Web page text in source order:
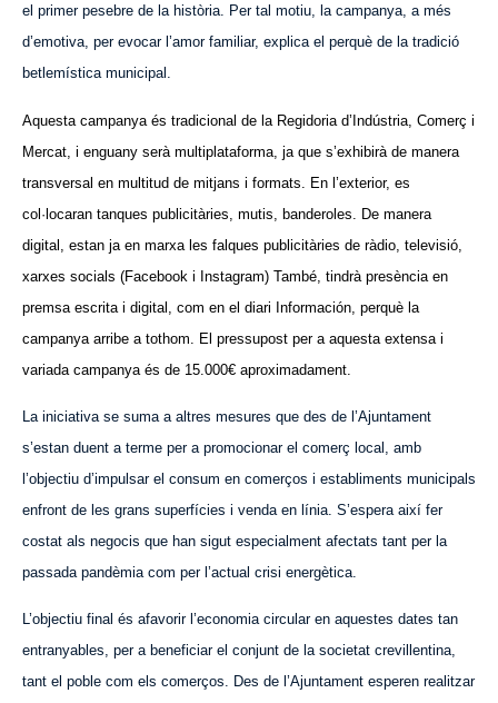
el primer pesebre de la història. Per tal motiu, la campanya, a més
d’emotiva, per evocar l’amor familiar, explica el perquè de la tradició
betlemística municipal.
Aquesta campanya és tradicional de la Regidoria d’Indústria, Comerç i
Mercat, i enguany serà multiplataforma, ja que s’exhibirà de manera
transversal en multitud de mitjans i formats. En l’exterior, es
col·locaran tanques publicitàries, mutis , banderoles. De manera
digital, estan ja en marxa les falques publicitàries de ràdio, televisió,
xarxes socials (Facebook i Instagram) També, tindrà presència en
premsa escrita i digital, com en el diari Información, perquè la
campanya arribe a tothom. El pressupost per a aquesta extensa i
variada campanya és de 15.000€ aproximadament.
La iniciativa se suma a altres mesures que des de l’Ajuntament
s’estan duent a terme per a promocionar el comerç local, amb
l’objectiu d’impulsar el consum en comerços i establiments municipals
enfront de les grans superfícies i venda en línia. S’espera així fer
costat als negocis que han sigut especialment afectats tant per la
passada pandèmia com per l’actual crisi energètica.
L’objectiu final és afavorir l’economia circular en aquestes dates tan
entranyables, per a beneficiar el conjunt de la societat crevillentina,
tant el poble com els comerços. Des de l’Ajuntament esperen realitzar